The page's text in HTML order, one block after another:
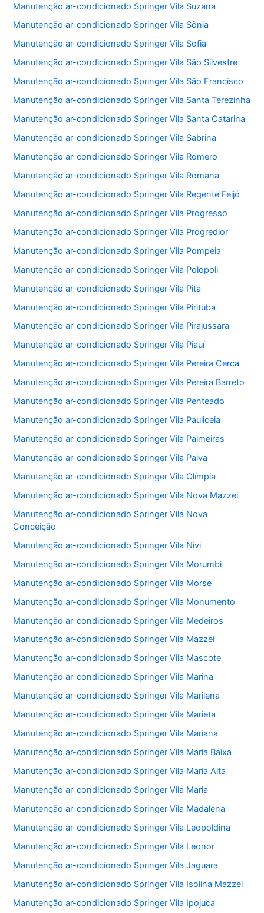
Manutenção ar-condicionado Springer Vila Suzana
Manutenção ar-condicionado Springer Vila Sônia
Manutenção ar-condicionado Springer Vila Sofia
Manutenção ar-condicionado Springer Vila São Silvestre
Manutenção ar-condicionado Springer Vila São Francisco
Manutenção ar-condicionado Springer Vila Santa Terezinha
Manutenção ar-condicionado Springer Vila Santa Catarina
Manutenção ar-condicionado Springer Vila Sabrina
Manutenção ar-condicionado Springer Vila Romero
Manutenção ar-condicionado Springer Vila Romana
Manutenção ar-condicionado Springer Vila Regente Feijó
Manutenção ar-condicionado Springer Vila Progresso
Manutenção ar-condicionado Springer Vila Progredior
Manutenção ar-condicionado Springer Vila Pompeia
Manutenção ar-condicionado Springer Vila Polopoli
Manutenção ar-condicionado Springer Vila Pita
Manutenção ar-condicionado Springer Vila Pirituba
Manutenção ar-condicionado Springer Vila Pirajussara
Manutenção ar-condicionado Springer Vila Piauí
Manutenção ar-condicionado Springer Vila Pereira Cerca
Manutenção ar-condicionado Springer Vila Pereira Barreto
Manutenção ar-condicionado Springer Vila Penteado
Manutenção ar-condicionado Springer Vila Pauliceia
Manutenção ar-condicionado Springer Vila Palmeiras
Manutenção ar-condicionado Springer Vila Paiva
Manutenção ar-condicionado Springer Vila Olímpia
Manutenção ar-condicionado Springer Vila Nova Mazzei
Manutenção ar-condicionado Springer Vila Nova
Conceição
Manutenção ar-condicionado Springer Vila Nivi
Manutenção ar-condicionado Springer Vila Morumbi
Manutenção ar-condicionado Springer Vila Morse
Manutenção ar-condicionado Springer Vila Monumento
Manutenção ar-condicionado Springer Vila Medeiros
Manutenção ar-condicionado Springer Vila Mazzei
Manutenção ar-condicionado Springer Vila Mascote
Manutenção ar-condicionado Springer Vila Marina
Manutenção ar-condicionado Springer Vila Marilena
Manutenção ar-condicionado Springer Vila Marieta
Manutenção ar-condicionado Springer Vila Mariana
Manutenção ar-condicionado Springer Vila Maria Baixa
Manutenção ar-condicionado Springer Vila Maria Alta
Manutenção ar-condicionado Springer Vila Maria
Manutenção ar-condicionado Springer Vila Madalena
Manutenção ar-condicionado Springer Vila Leopoldina
Manutenção ar-condicionado Springer Vila Leonor
Manutenção ar-condicionado Springer Vila Jaguara
Manutenção ar-condicionado Springer Vila Isolina Mazzei
Manutenção ar-condicionado Springer Vila Ipojuca